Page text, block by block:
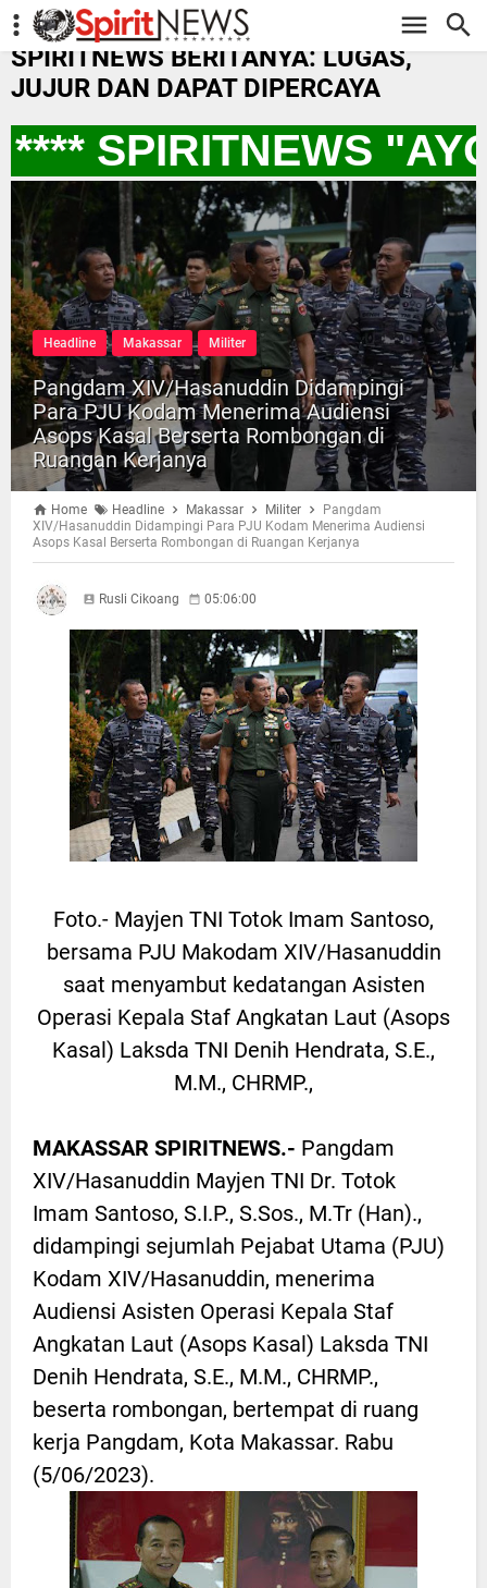
-->
SPIRITNEWS BERITANYA: LUGAS,
JUJUR DAN DAPAT DIPERCAYA
SPIRITNEWS "AYO
Headline Makassar Militer
Pangdam XIV/Hasanuddin Didampingi
Para PJU Kodam Menerima Audiensi
Asops Kasal Berserta Rombongan di
Ruangan Kerjanya
Home Headline Makassar Militer
Pangdam
XIV/Hasanuddin Didampingi Para PJU Kodam Menerima Audiensi
Asops Kasal Berserta Rombongan di Ruangan Kerjanya
Rusli Cikoang 05:06:00
Foto.- Mayjen TNI Totok Imam Santoso,
bersama PJU Makodam XIV/Hasanuddin
saat menyambut kedatangan Asisten
Operasi Kepala Staf Angkatan Laut (Asops
Kasal) Laksda TNI Denih Hendrata, S.E.,
M.M., CHRMP.,
MAKASSAR SPIRITNEWS.- Pangdam
XIV/Hasanuddin Mayjen TNI Dr. Totok
Imam Santoso, S.I.P., S.Sos., M.Tr (Han).,
didampingi sejumlah Pejabat Utama (PJU)
Kodam XIV/Hasanuddin, menerima
Audiensi Asisten Operasi Kepala Staf
Angkatan Laut (Asops Kasal) Laksda TNI
Denih Hendrata, S.E., M.M., CHRMP.,
beserta rombongan, bertempat di ruang
kerja Pangdam, Kota Makassar. Rabu
(5/06/2023).